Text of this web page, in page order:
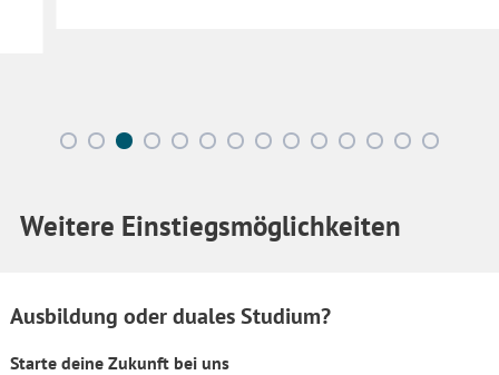
Weitere Einstiegsmöglichkeiten
Ausbildung oder duales Studium?
Starte deine Zukunft bei uns